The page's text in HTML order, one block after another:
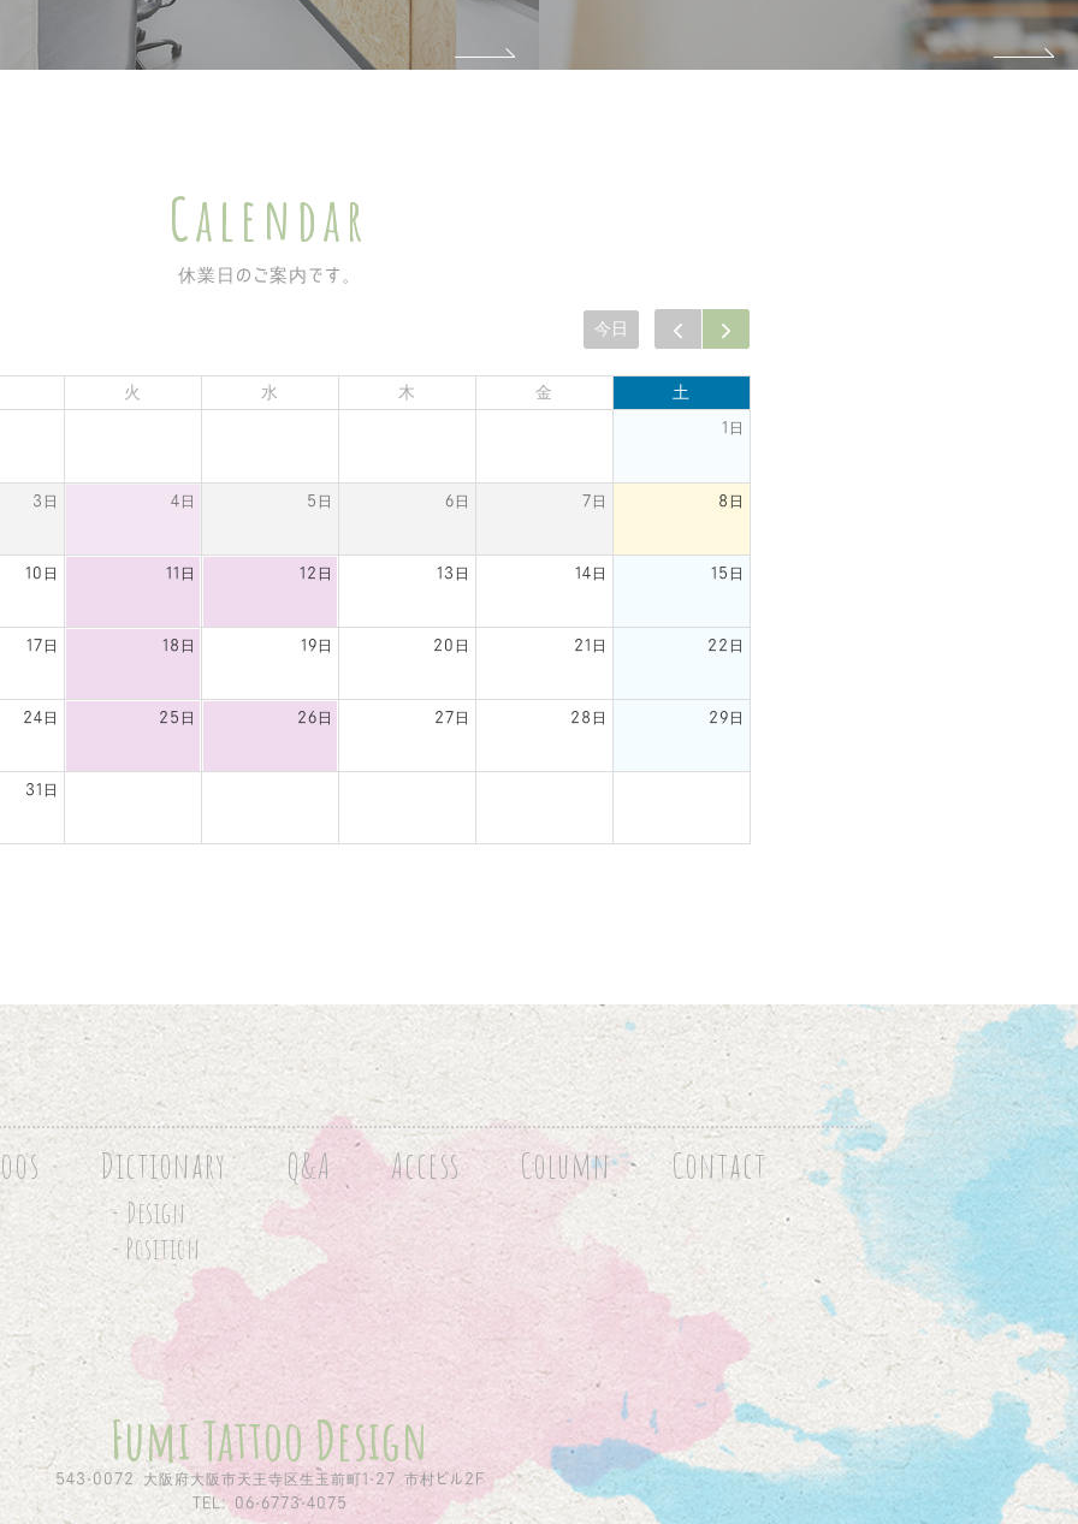
Calendar
休業日のご案内です。
今日
火 水 木 金 土
1日
3日 4日 5日 6日 7日 8日
10日 11日 12日 13日 14日 15日
17日 18日 19日 20日 21日 22日
24日 25日 26日 27日 28日 29日
31日
Dictionary
- Design
- Position
Q&A Access Column Contact
Fumi Tattoo Design
543-0072 大阪府大阪市天王寺区生玉前町1-27 市村ビル2F
TEL: 06-6773-4075